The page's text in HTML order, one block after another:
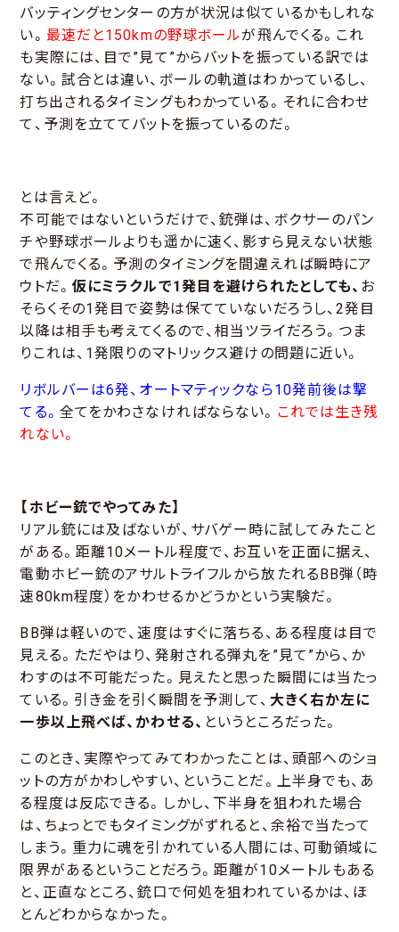
バッティングセンターの方が状況は似ているかもしれな
い。 最速だと150kmの野球ボールが飛んでくる。これ
も実際には、目で”見て”からバットを振っている訳では
ない。試合とは違い、ボールの軌道はわかっているし、
打ち出されるタイミングもわかっている。それに合わせ
て、予測を立ててバットを振っているのだ。
とは言えど。
不可能ではないというだけで、銃弾は、ボクサーのパン
チや野球ボールよりも遥かに速く、影すら見えない状態
で飛んでくる。予測のタイミングを間違えれば瞬時にア
ウトだ。 仮にミラクルで1発目を避けられたとしても、 お
そらくその1発目で姿勢は保てていないだろうし、2発目
以降は相手も考えてくるので、相当ツライだろう。つま
りこれは、1発限りのマトリックス避けの問題に近い。
リボルバーは6発、オートマティックなら10発前後は撃
てる。 全てをかわさなければならない。 これでは生き残
れない。
【ホビー銃でやってみた】
リアル銃には及ばないが、サバゲー時に試してみたこと
がある。距離10メートル程度で、お互いを正面に据え、
電動ホビー銃のアサルトライフルから放たれるBB弾（時
速80km程度）をかわせるかどうかという実験だ。
BB弾は軽いので、速度はすぐに落ちる、ある程度は目で
見える。ただやはり、発射される弾丸を”見て”から、か
わすのは不可能だった。見えたと思った瞬間には当たっ
ている。引き金を引く瞬間を予測して、 大きく右か左に
一歩以上飛べば、かわせる、 というところだった。
このとき、実際やってみてわかったことは、頭部へのショ
ットの方がかわしやすい、ということだ。上半身でも、あ
る程度は反応できる。しかし、下半身を狙われた場合
は、ちょっとでもタイミングがずれると、余裕で当たって
しまう。重力に魂を引かれている人間には、可動領域に
限界があるということだろう。距離が10メートルもある
と、正直なところ、銃口で何処を狙われているかは、ほ
とんどわからなかった。